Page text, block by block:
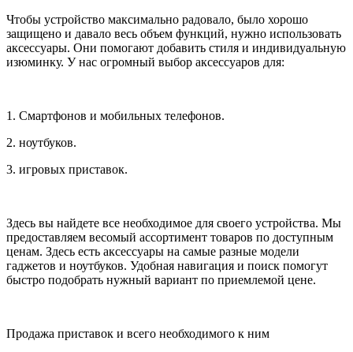
Чтобы устройство максимально радовало, было хорошо
защищено и давало весь объем функций, нужно использовать
аксессуары. Они помогают добавить стиля и индивидуальную
изюминку. У нас огромный выбор аксессуаров для:
1. Смартфонов и мобильных телефонов.
2. ноутбуков.
3. игровых приставок.
Здесь вы найдете все необходимое для своего устройства. Мы
предоставляем весомый ассортимент товаров по доступным
ценам. Здесь есть аксессуары на самые разные модели
гаджетов и ноутбуков. Удобная навигация и поиск помогут
быстро подобрать нужный вариант по приемлемой цене.
Продажа приставок и всего необходимого к ним